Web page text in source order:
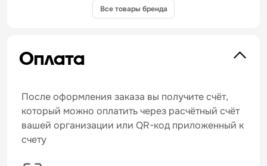
Все товары бренда
Оплата
После оформления заказа вы получите счёт,
который можно оплатить через расчётный счёт
вашей организации или QR-код приложенный к
счету